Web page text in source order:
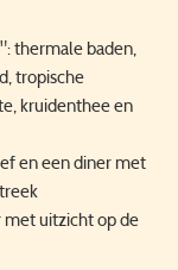
thermale baden,
tropische
kruidenthee en
en een diner met
met uitzicht op de